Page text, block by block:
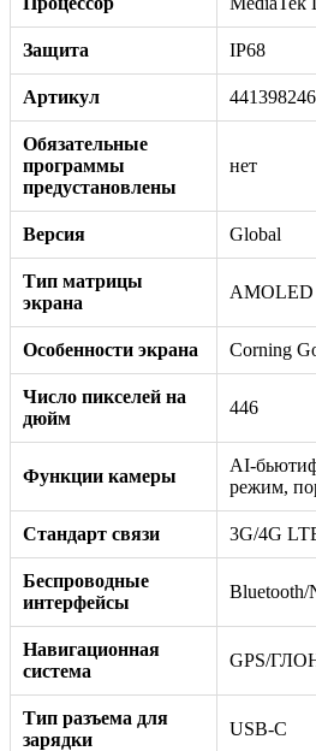
Защита IP68
Артикул
Обязательные
программы
предустановлены
нет
Версия Global
Тип матрицы
экрана
AMOLED
Особенности экрана Corning
Число пикселей на
дюйм
446
Функции камеры
AI-
режим,
Стандарт связи 3G/4G
Беспроводные
интерфейсы
Bluetooth/
Навигационная
система
GPS/
Тип разъема для
зарядки
USB-C